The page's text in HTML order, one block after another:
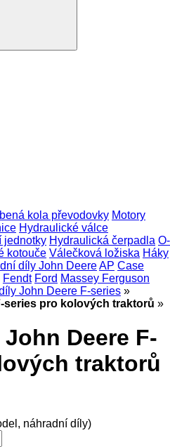
kola převodovky Motory
Hydraulické válce
jednotky Hydraulická čerpadla O-
kotouče Válečková ložiska Háky
díly John DeereAP Case
Fendt Ford Massey Ferguson
John Deere F-series »
series pro kolových traktorů »
Deere F-
traktorů
náhradní díly)